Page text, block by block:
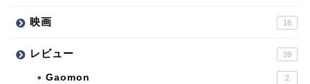
映画 18
レビュー 39
Gaomon 2